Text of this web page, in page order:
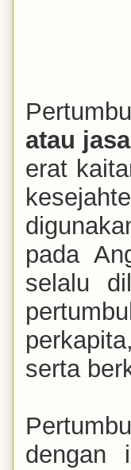
atau jasa
erat
pada
selalu
serta
dengan